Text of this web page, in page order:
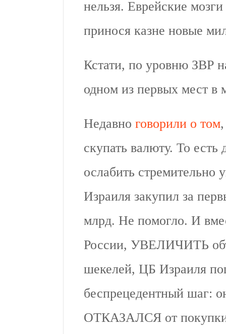
нельзя. Еврейские
принося казне новые
Кстати, по уровню ЗВР
одном из первых мест в
Недавно говорили о том
скупать валюту. То есть
ослабить
Израиля закупил за
млрд. Не помогло. И
России, УВЕЛИЧИТЬ
шекелей, ЦБ Израиля
беспрецедентный шаг:
ОТКАЗАЛСЯ от покупки